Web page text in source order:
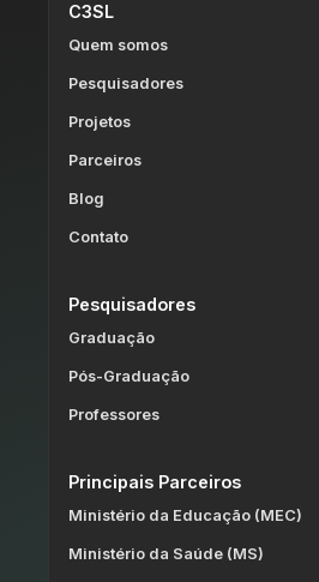
C3SL
Quem somos
Pesquisadores
Projetos
Parceiros
Blog
Contato
Pesquisadores
Graduação
Pós-Graduação
Professores
Principais Parceiros
Ministério da Educação (MEC)
Ministério da Saúde (MS)